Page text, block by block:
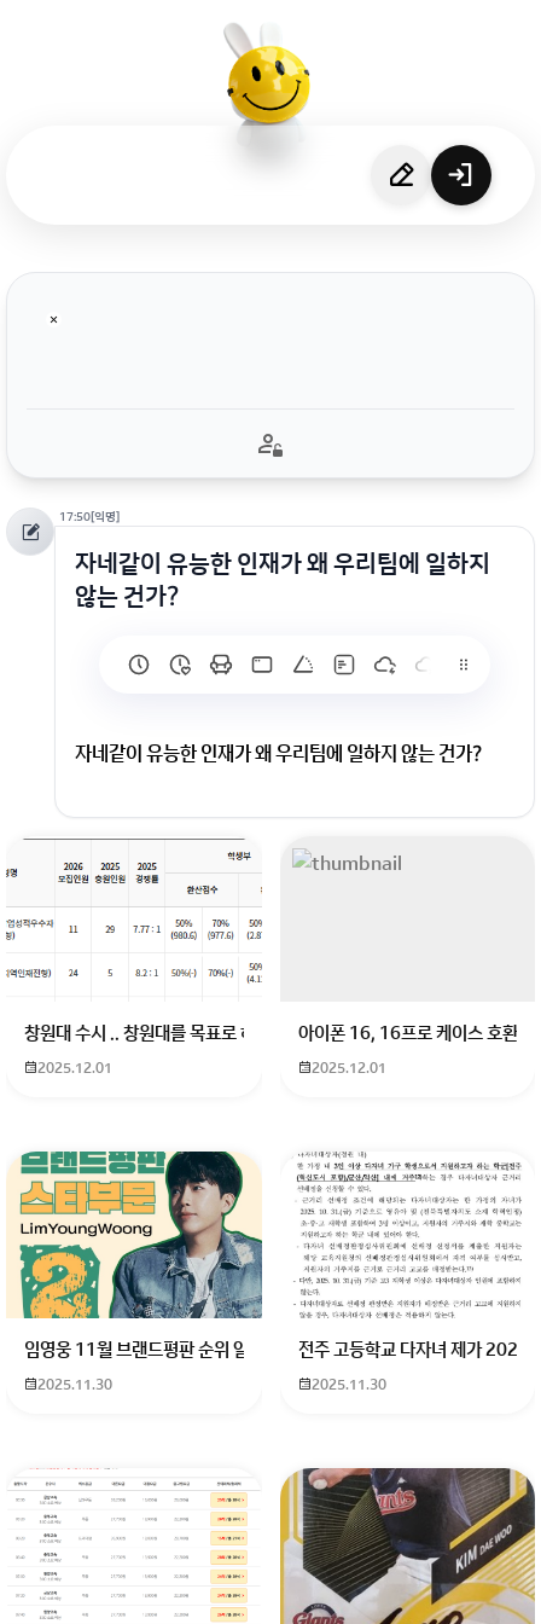
17:50[익명]
자네같이 유능한 인재가 왜 우리팀에 일하지
않는 건가?
자네같이 유능한 인재가 왜 우리팀에 일하지 않는 건가?
회원가입 혹은 광고 [X]를 누르면 내용이 보입니다
창원대 수시 .. 창원대를 목표로 하고 있는 09년생입니다 지금 제 내신이 5
2025.12.01
아이폰 16, 16프로 케이스 호환
2025.12.01
임영웅 11월 브랜드평판 순위 알고싶어요 임영웅 11월 브랜드평판에서
2025.11.30
전주 고등학교 다자녀 제가 2027
2025.11.30